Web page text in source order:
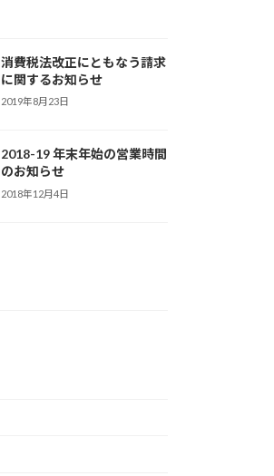
消費税法改正にともなう請求
に関するお知らせ
2019年8月23日
2018-19 年末年始の営業時間
のお知らせ
2018年12月4日